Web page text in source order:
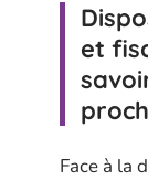
et
Face à la